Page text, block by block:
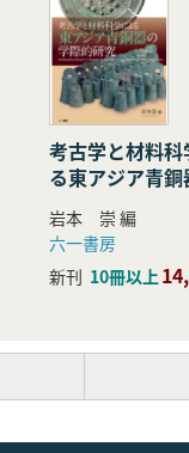
考古学と材料科
る東アジア青銅
際的研究
岩本 崇 編
六一書房
新刊 10冊以上